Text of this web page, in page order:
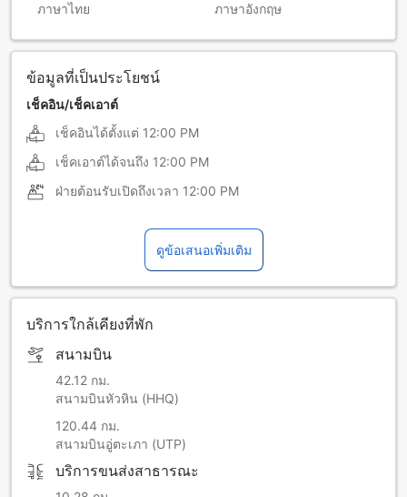
ภาษาไทย ภาษาอังกฤษ
ข้อมูลที่เป็นประโยชน์
เช็คอิน/เช็คเอาต์
เช็คอินได้ตั้งแต่ 12:00 PM
เช็คเอาต์ได้จนถึง 12:00 PM
ฝ่ายต้อนรับเปิดถึงเวลา 12:00 PM
ดูข้อเสนอเพิ่มเติม
บริการใกล้เคียงที่พัก
สนามบิน
42.12 กม.
สนามบินหัวหิน (HHQ)
120.44 กม.
สนามบินอู่ตะเภา (UTP)
บริการขนส่งสาธารณะ